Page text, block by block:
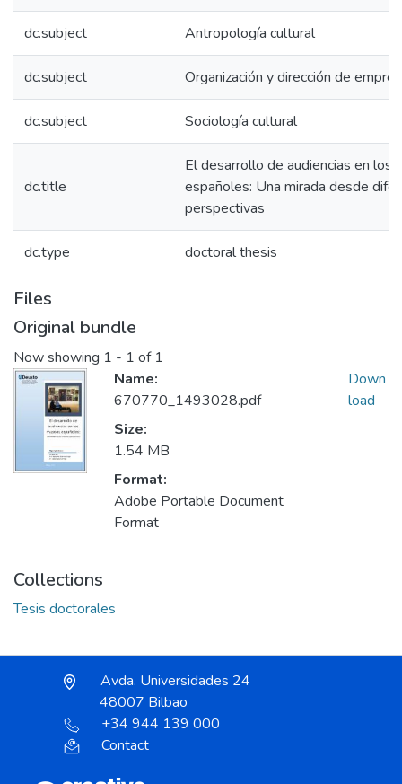
dc.subject Antropología cultural
dc.subject Organización y dirección de
dc.subject Sociología cultural
dc.title
El desarrollo de audiencias en los
españoles: Una mirada desde
perspectivas
dc.type doctoral thesis
Files
Original bundle
Now showing 1 - 1 of 1
Name:
670770_1493028.pdf
Size:
1.54 MB
Format:
Adobe Portable Document
Format
Down
load
Collections
Tesis doctorales
Avda. Universidades 24
48007 Bilbao
+34 944 139 000
Contact